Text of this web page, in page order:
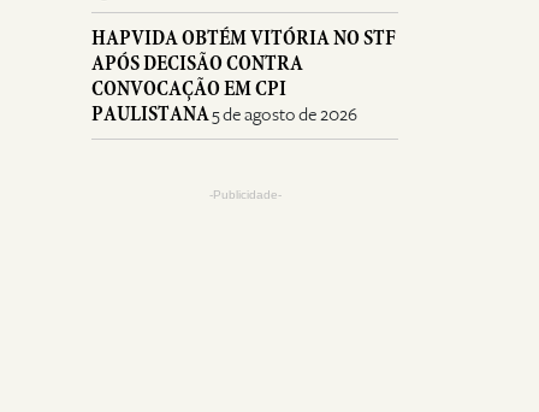
HAPVIDA OBTÉM VITÓRIA NO STF
APÓS DECISÃO CONTRA
CONVOCAÇÃO EM CPI
PAULISTANA5 de agosto de 2026
-Publicidade-